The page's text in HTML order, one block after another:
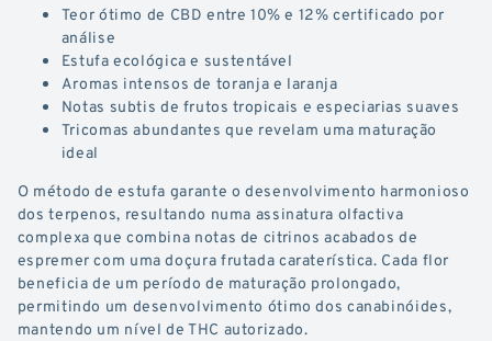
Teor ótimo de CBD entre 10% e 12% certificado por
análise
Estufa ecológica e sustentável
Aromas intensos de toranja e laranja
Notas subtis de frutos tropicais e especiarias suaves
Tricomas abundantes que revelam uma maturação
ideal
O método de estufa garante o desenvolvimento harmonioso
dos terpenos, resultando numa assinatura olfactiva
complexa que combina notas de citrinos acabados de
espremer com uma doçura frutada caraterística. Cada flor
beneficia de um período de maturação prolongado,
permitindo um desenvolvimento ótimo dos canabinóides,
mantendo um nível de THC autorizado.